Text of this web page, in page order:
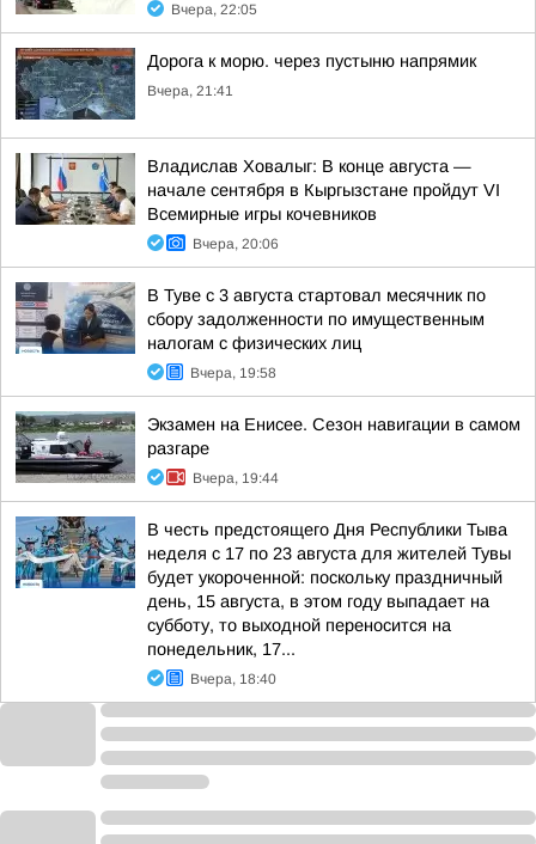
Вчера, 22:05
Дорога к морю. через пустыню напрямик
Вчера, 21:41
Владислав Ховалыг: В конце августа —
начале сентября в Кыргызстане пройдут VI
Всемирные игры кочевников
Вчера, 20:06
В Туве с 3 августа стартовал месячник по
сбору задолженности по имущественным
налогам с физических лиц
Вчера, 19:58
Экзамен на Енисее. Сезон навигации в самом
разгаре
Вчера, 19:44
В честь предстоящего Дня Республики Тыва
неделя с 17 по 23 августа для жителей Тувы
будет укороченной: поскольку праздничный
день, 15 августа, в этом году выпадает на
субботу, то выходной переносится на
понедельник, 17...
Вчера, 18:40